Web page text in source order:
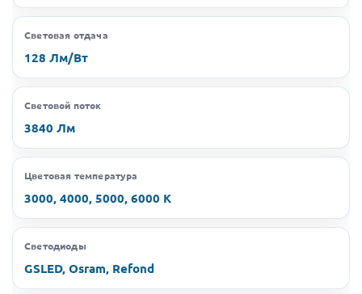
Световая отдача
128 Лм/Вт
Световой поток
3840 Лм
Цветовая температура
3000, 4000, 5000, 6000 K
Светодиоды
GSLED, Osram, Refond